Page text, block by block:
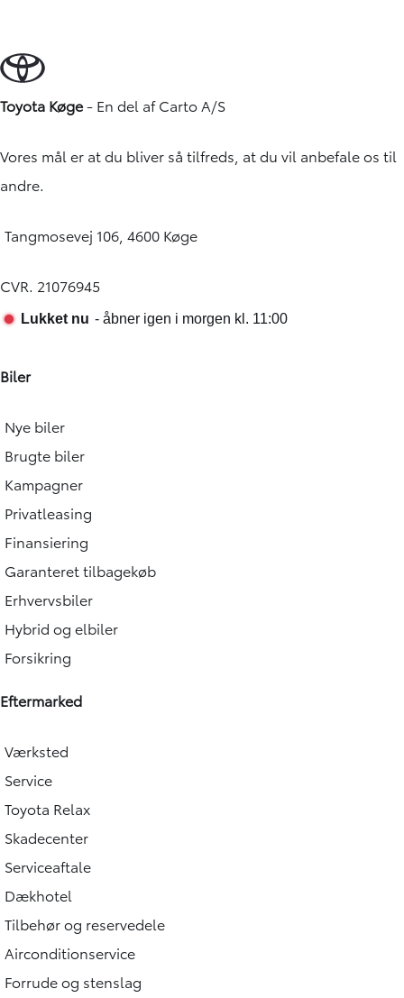
Toyota Køge- En del afCarto A/S
Vores mål er at du bliver så tilfreds, at du vil anbefale os til
andre.
Tangmosevej 106, 4600 Køge
CVR. 21076945
Biler
Nye biler
Brugte biler
Kampagner
Privatleasing
Finansiering
Garanteret tilbagekøb
Erhvervsbiler
Hybrid og elbiler
Forsikring
Eftermarked
Værksted
Service
Toyota Relax
Skadecenter
Serviceaftale
Dækhotel
Tilbehør og reservedele
Airconditionservice
Forrude og stenslag